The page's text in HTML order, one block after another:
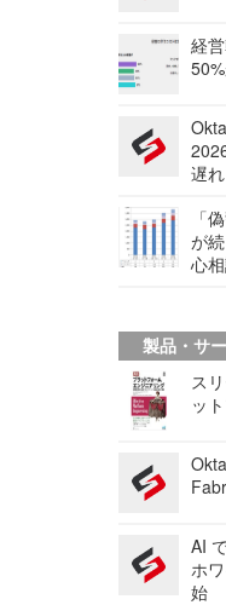
経
遅れ
「
が
心
製品・サ
ス
ッ
AI
ホ
始